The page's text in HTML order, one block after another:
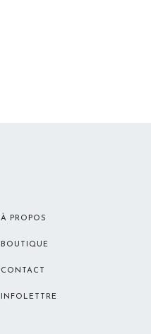
À PROPOS
BOUTIQUE
CONTACT
INFOLETTRE